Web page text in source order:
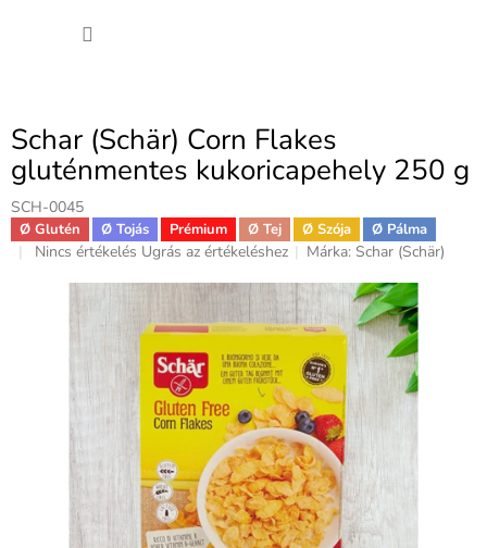
Schar (Schär) Corn Flakes
gluténmentes kukoricapehely 250 g
SCH-0045
Ø Glutén Ø Tojás Prémium Ø Tej Ø Szója Ø Pálma
A
csillag.
Nincs értékelés Ugrás az értékeléshez Márka: Schar (Schär)